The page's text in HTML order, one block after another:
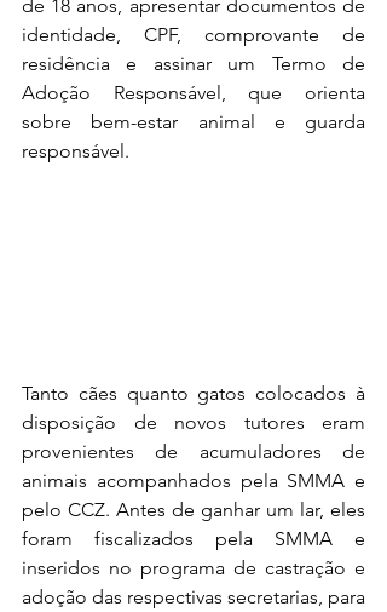
de 18 anos, apresentar documentos de
identidade, CPF, comprovante de
residência e assinar um Termo de
Adoção Responsável, que orienta
sobre bem-estar animal e guarda
responsável.
Tanto cães quanto gatos colocados à
disposição de novos tutores eram
provenientes de acumuladores de
animais acompanhados pela SMMA e
pelo CCZ. Antes de ganhar um lar, eles
foram fiscalizados pela SMMA e
inseridos no programa de castração e
adoção das respectivas secretarias, para